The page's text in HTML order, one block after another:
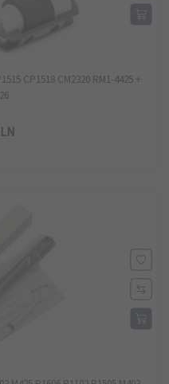
CP1518 CM2320 RM1-4425 +